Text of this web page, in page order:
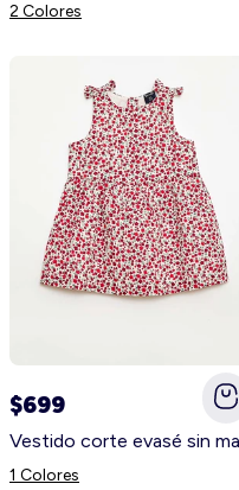
2 Colores
$699
1 Colores